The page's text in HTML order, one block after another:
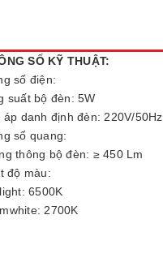
SỐ KỸ THUẬT:
số điện:
suất bộ đèn: 5W
danh định đèn: 220V/50Hz
số quang:
thông bộ đèn: ≥ 450 Lm
độ màu:
6500K
2700K